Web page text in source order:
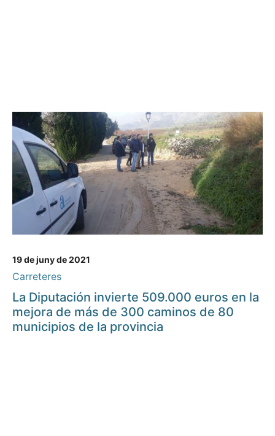
19 de juny de 2021
Carreteres
La Diputación invierte 509.000 euros en la
mejora de más de 300 caminos de 80
municipios de la provincia